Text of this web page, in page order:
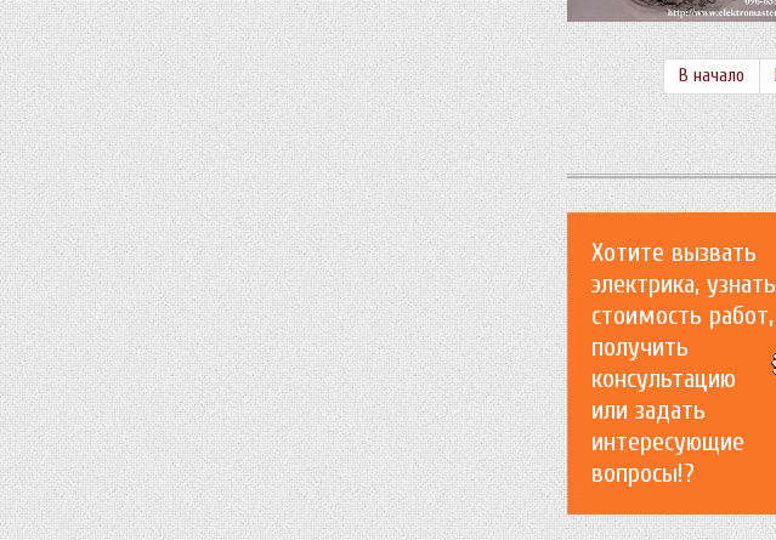
В начало
Хотите вызвать
электрика, узнать
стоимость работ,
получить
консультацию
или задать
интересующие
вопросы!?